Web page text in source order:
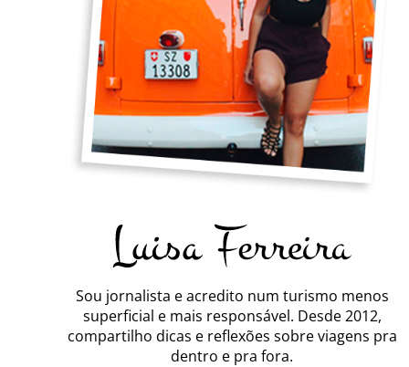
Sou jornalista e acredito num turismo menos
superficial e mais responsável. Desde 2012,
compartilho dicas e reflexões sobre viagens pra
dentro e pra fora.